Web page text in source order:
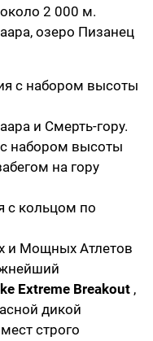
2 000 м.
озеро Пизанец
с набором высоты
и Смерть-гору.
набором высоты
на гору
с кольцом по
и Мощных Атлетов
Extreme Breakout ,
дикой
строго